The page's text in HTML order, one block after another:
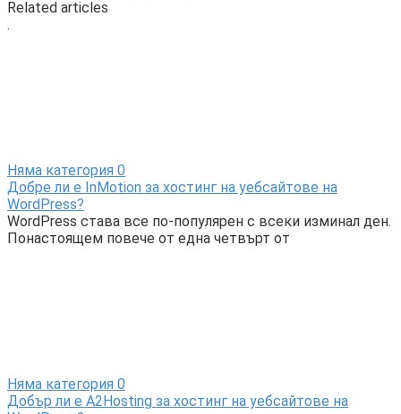
Related articles
.
Няма категория 0
Добре ли е InMotion за хостинг на уебсайтове на
WordPress?
WordPress става все по-популярен с всеки изминал ден.
Понастоящем повече от една четвърт от
Няма категория 0
Добър ли е A2Hosting за хостинг на уебсайтове на